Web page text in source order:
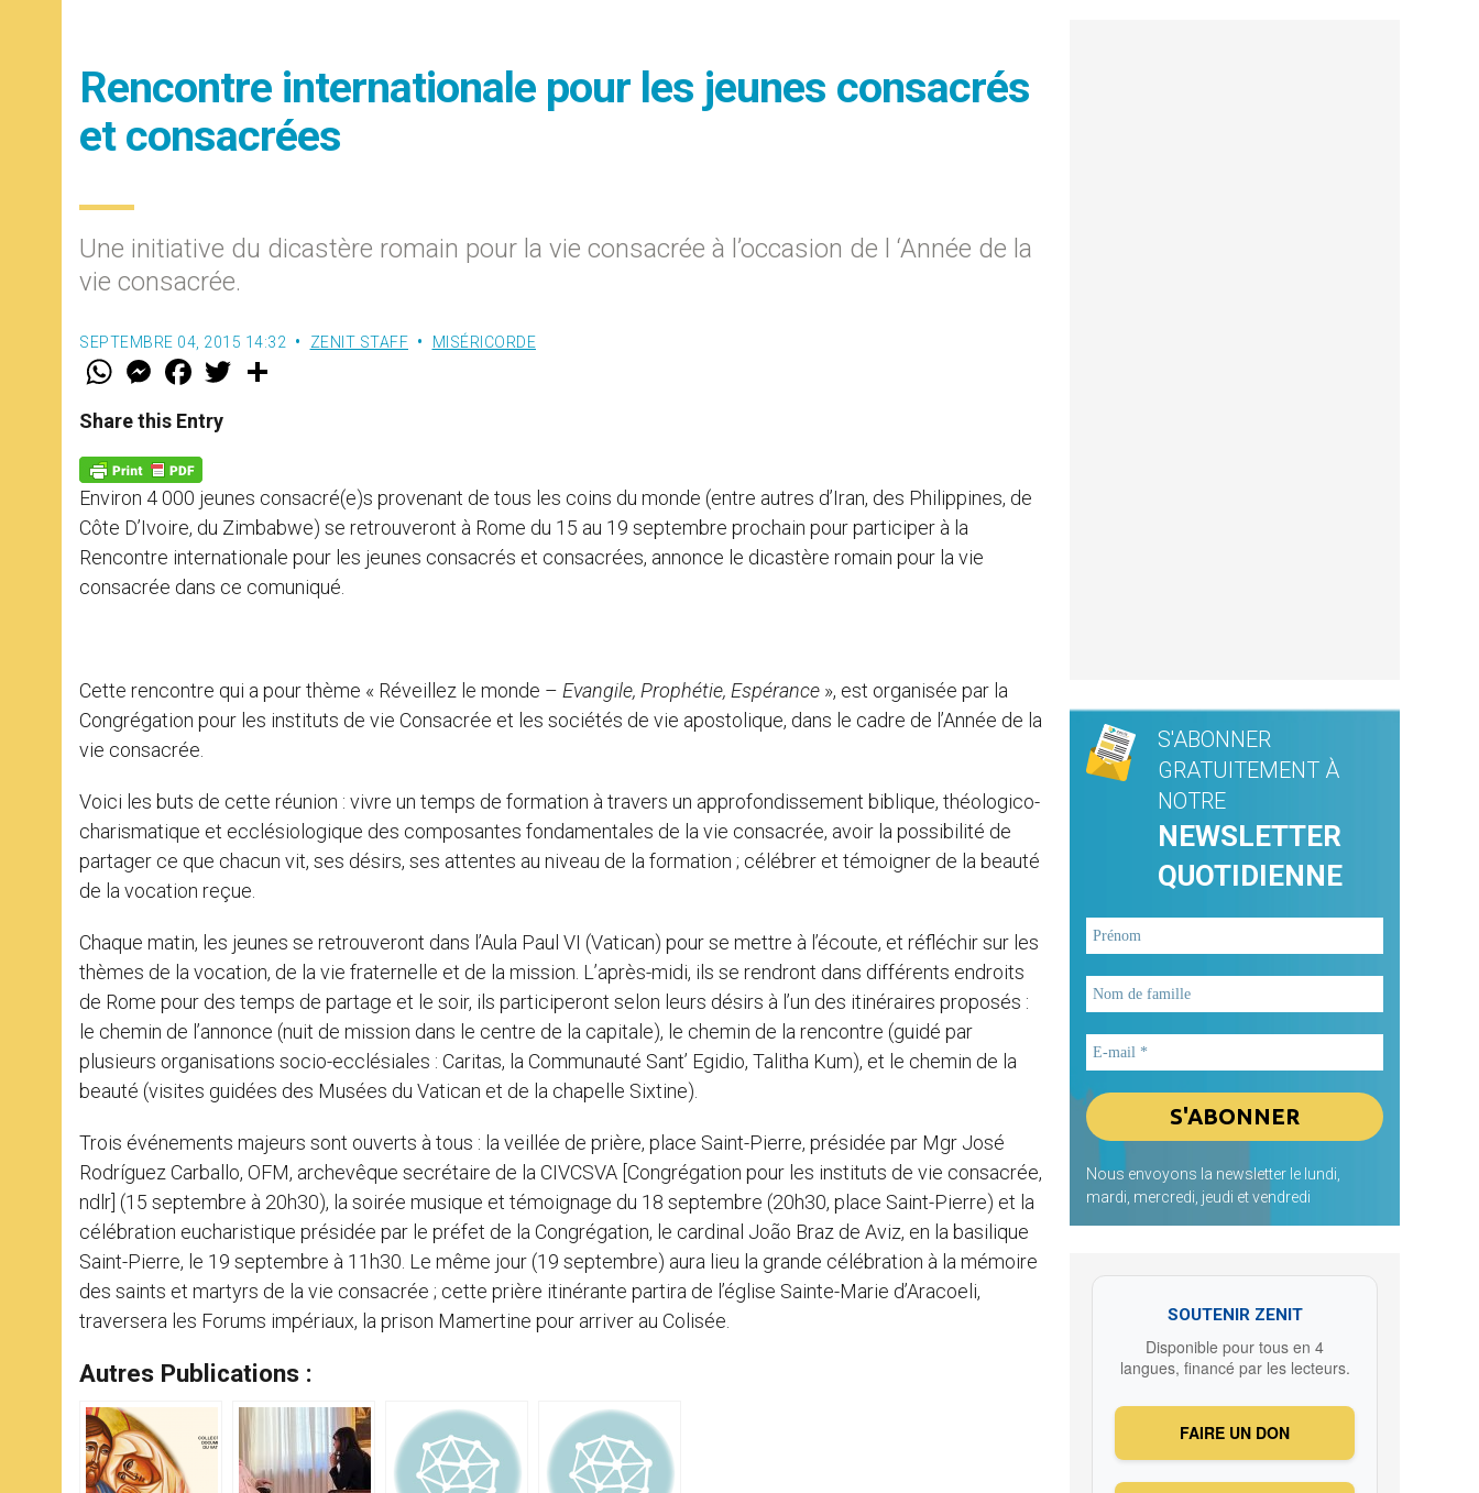
Rencontre internationale pour les jeunes consacrés
et consacrées
Une initiative du dicastère romain pour la vie consacrée à l’occasion de l ‘Année de la
vie consacrée.
SEPTEMBRE 04, 2015 14:32 ZENIT STAFF MISÉRICORDE
W
t
s
p
p
M
e
s
e
g
e
r
F
a
e
b
k
w
Share this Entry
Environ 4 000 jeunes consacré(e)s provenant de tous les coins du monde (entre autres d’Iran, des Philippines, de
Côte D’Ivoire, du Zimbabwe) se retrouveront à Rome du 15 au 19 septembre prochain pour participer à la
Rencontre internationale pour les jeunes consacrés et consacrées, annonce le dicastère romain pour la vie
consacrée dans ce comuniqué.
Cette rencontre qui a pour thème « Réveillez le monde – Evangile, Prophétie, Espérance », est organisée par la
Congrégation pour les instituts de vie Consacrée et les sociétés de vie apostolique, dans le cadre de l’Année de la
vie consacrée.
Voici les buts de cette réunion : vivre un temps de formation à travers un approfondissement biblique, théologico-
charismatique et ecclésiologique des composantes fondamentales de la vie consacrée, avoir la possibilité de
partager ce que chacun vit, ses désirs, ses attentes au niveau de la formation ; célébrer et témoigner de la beauté
de la vocation reçue.
Chaque matin, les jeunes se retrouveront dans l’Aula Paul VI (Vatican) pour se mettre à l’écoute, et réfléchir sur les
thèmes de la vocation, de la vie fraternelle et de la mission. L’après-midi, ils se rendront dans différents endroits
de Rome pour des temps de partage et le soir, ils participeront selon leurs désirs à l’un des itinéraires proposés :
le chemin de l’annonce (nuit de mission dans le centre de la capitale), le chemin de la rencontre (guidé par
plusieurs organisations socio-ecclésiales : Caritas, la Communauté Sant’ Egidio, Talitha Kum), et le chemin de la
beauté (visites guidées des Musées du Vatican et de la chapelle Sixtine).
Trois événements majeurs sont ouverts à tous : la veillée de prière, place Saint-Pierre, présidée par Mgr José
Rodríguez Carballo, OFM, archevêque secrétaire de la CIVCSVA [Congrégation pour les instituts de vie consacrée,
ndlr] (15 septembre à 20h30), la soirée musique et témoignage du 18 septembre (20h30, place Saint-Pierre) et la
célébration eucharistique présidée par le préfet de la Congrégation, le cardinal João Braz de Aviz, en la basilique
Saint-Pierre, le 19 septembre à 11h30. Le même jour (19 septembre) aura lieu la grande célébration à la mémoire
des saints et martyrs de la vie consacrée ; cette prière itinérante partira de l’église Sainte-Marie d’Aracoeli,
traversera les Forums impériaux, la prison Mamertine pour arriver au Colisée.
Autres Publications :
S'ABONNER
GRATUITEMENT À
NOTRE
NEWSLETTER
QUOTIDIENNE
Nous envoyons la newsletter le lundi,
mardi, mercredi, jeudi et vendredi
SOUTENIR ZENIT
Disponible pour tous en 4
langues, financé par les lecteurs.
FAIRE UN DON